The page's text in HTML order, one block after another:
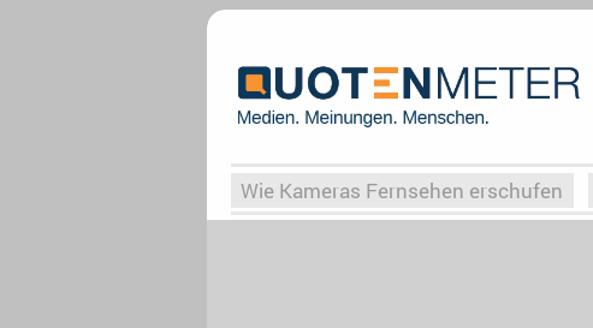
Wie Kameras Fernsehen erschufen